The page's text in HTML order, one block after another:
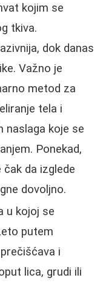
kojim se
tkiva.
dok danas
Važno je
metod za
tela i
naslaga koje se
Ponekad,
da izglede
dovoljno.
u kojoj se
putem
i
lica, grudi ili